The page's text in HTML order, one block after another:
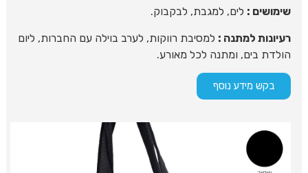
שימושים : לים, למגבת, לבקבוק.
רעיונות למתנה : למסיבת רווקות, לערב בוילה עם החברות, ליום
הולדת בים, ומתנה לכל מאורע.
בקש מידע נוסף